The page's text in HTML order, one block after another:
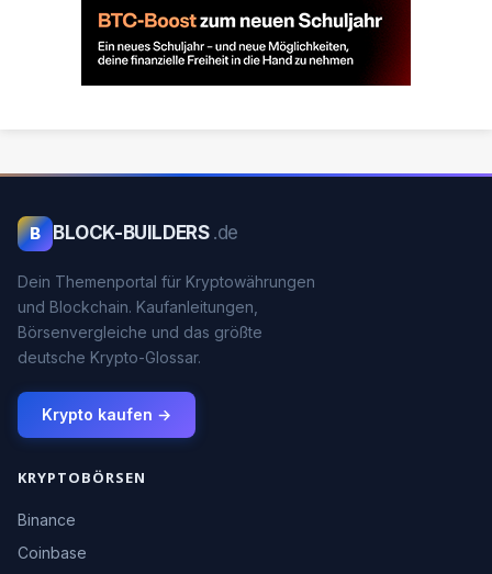
B BLOCK-BUILDERS .de
Dein Themenportal für Kryptowährungen
und Blockchain. Kaufanleitungen,
Börsenvergleiche und das größte
deutsche Krypto-Glossar.
Krypto kaufen →
KRYPTOBÖRSEN
Binance
Coinbase